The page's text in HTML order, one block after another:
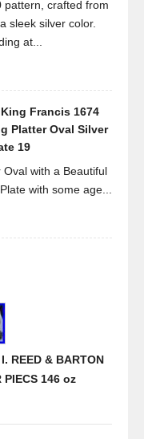
pattern, crafted from
sleek silver color.
at...
Francis 1674
Platter Oval Silver
19
with a Beautiful
with some age...
REED & BARTON
PIECS 146 oz